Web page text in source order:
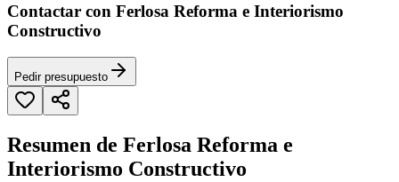
Contactar con Ferlosa Reforma e Interiorismo
Constructivo
Pedir presupuesto
Resumen de Ferlosa Reforma e
Interiorismo Constructivo